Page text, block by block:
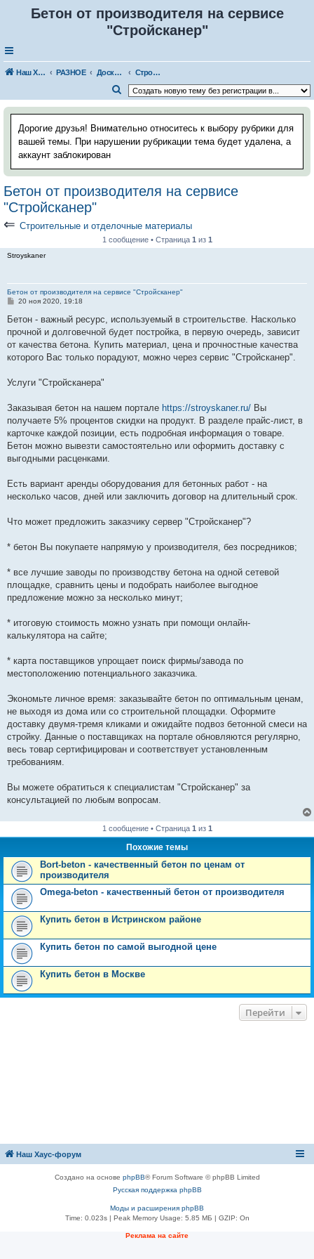
Бетон от производителя на сервисе
"Стройсканер"
Наш Хаус-форум РАЗНОЕ Доска строительных объявлений
Строительные и отделочные материалы
о
с
Дорогие друзья! Внимательно относитесь к выбору рубрики для
вашей темы. При нарушении рубрикации тема будет удалена, а
аккаунт заблокирован
Бетон от производителя на сервисе
"Стройсканер"
⇐ Строительные и отделочные материалы
1 сообщение • Страница 1 из 1
Stroyskaner
Бетон от производителя на сервисе "Стройсканер"
С
о
щ
е
и
20 ноя 2020, 19:18
Бетон - важный ресурс, используемый в строительстве. Насколько
прочной и долговечной будет постройка, в первую очередь, зависит
от качества бетона. Купить материал, цена и прочностные качества
которого Вас только порадуют, можно через сервис "Стройсканер".
Услуги "Стройсканера"
Заказывая бетон на нашем портале https://stroyskaner.ru/ Вы
получаете 5% процентов скидки на продукт. В разделе прайс-лист, в
карточке каждой позиции, есть подробная информация о товаре.
Бетон можно вывезти самостоятельно или оформить доставку с
выгодными расценками.
Есть вариант аренды оборудования для бетонных работ - на
несколько часов, дней или заключить договор на длительный срок.
Что может предложить заказчику сервер "Стройсканер"?
* бетон Вы покупаете напрямую у производителя, без посредников;
* все лучшие заводы по производству бетона на одной сетевой
площадке, сравнить цены и подобрать наиболее выгодное
предложение можно за несколько минут;
* итоговую стоимость можно узнать при помощи онлайн-
калькулятора на сайте;
* карта поставщиков упрощает поиск фирмы/завода по
местоположению потенциального заказчика.
Экономьте личное время: заказывайте бетон по оптимальным ценам,
не выходя из дома или со строительной площадки. Оформите
доставку двумя-тремя кликами и ожидайте подвоз бетонной смеси на
стройку. Данные о поставщиках на портале обновляются регулярно,
весь товар сертифицирован и соответствует установленным
требованиям.
Вы можете обратиться к специалистам "Стройсканер" за
консультацией по любым вопросам.
1 сообщение • Страница 1 из 1
Похожие темы
Bort-beton - качественный бетон по ценам от
производителя
Omega-beton - качественный бетон от производителя
Купить бетон в Истринском районе
Купить бетон по самой выгодной цене
Купить бетон в Москве
Перейти
Наш Хаус-форум
Создано на основе phpBB® Forum Software © phpBB Limited
Русская поддержка phpBB
Моды и расширения phpBB
Time: 0.023s| Peak Memory Usage: 5.85 МБ | GZIP: On
Реклама на сайте